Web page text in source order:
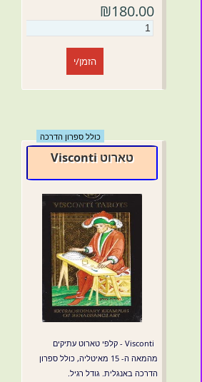
₪180.00
הזמן/י
כולל ספרון הדרכה
טארוט Visconti
Visconti - קלפי טארוט עתיקים
מהמאה ה- 15 מאיטליה, כולל ספרון
הדרכה באנגלית. גודל רגיל.